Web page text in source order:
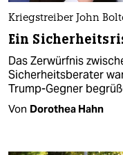
Kriegstreiber John
Ein
Das Zerwürfnis
Sicherheitsberater
Trump-Gegner
Von Dorothea Hahn